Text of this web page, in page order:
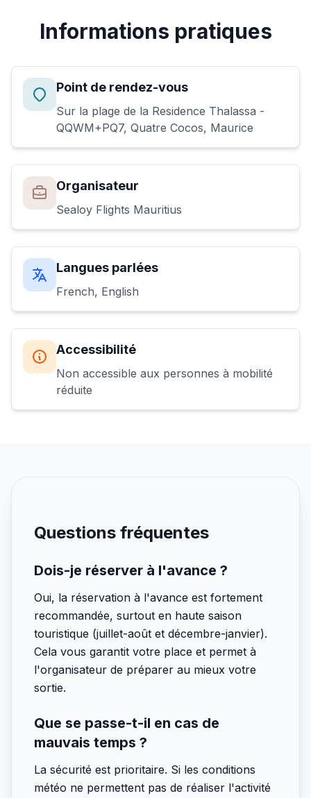
Informations pratiques
Point de rendez-vous
Sur la plage de la Residence Thalassa -
QQWM+PQ7, Quatre Cocos, Maurice
Organisateur
Sealoy Flights Mauritius
Langues parlées
French, English
Accessibilité
Non accessible aux personnes à mobilité
réduite
Questions fréquentes
Dois-je réserver à l'avance ?
Oui, la réservation à l'avance est fortement
recommandée, surtout en haute saison
touristique (juillet-août et décembre-janvier).
Cela vous garantit votre place et permet à
l'organisateur de préparer au mieux votre
sortie.
Que se passe-t-il en cas de
mauvais temps ?
La sécurité est prioritaire. Si les conditions
météo ne permettent pas de réaliser l'activité